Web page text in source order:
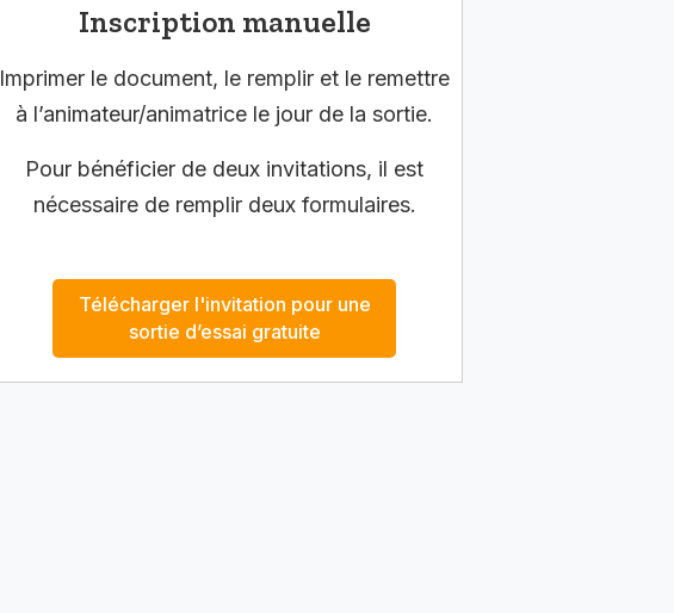
Inscription manuelle
Imprimer le document, le remplir et le remettre
à l’animateur/animatrice le jour de la sortie.
Pour bénéficier de deux invitations, il est
nécessaire de remplir deux formulaires.
Télécharger l'invitation pour une
sortie d’essai gratuite